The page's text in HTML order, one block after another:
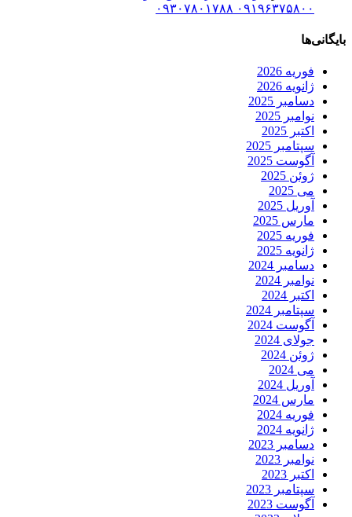
۰۹۱۹۶۳۷۵۸۰۰ ۰۹۳۰۷۸۰۱۷۸۸
بایگانی‌ها
فوریه 2026
ژانویه 2026
دسامبر 2025
نوامبر 2025
اکتبر 2025
سپتامبر 2025
آگوست 2025
ژوئن 2025
می 2025
آوریل 2025
مارس 2025
فوریه 2025
ژانویه 2025
دسامبر 2024
نوامبر 2024
اکتبر 2024
سپتامبر 2024
آگوست 2024
جولای 2024
ژوئن 2024
می 2024
آوریل 2024
مارس 2024
فوریه 2024
ژانویه 2024
دسامبر 2023
نوامبر 2023
اکتبر 2023
سپتامبر 2023
آگوست 2023